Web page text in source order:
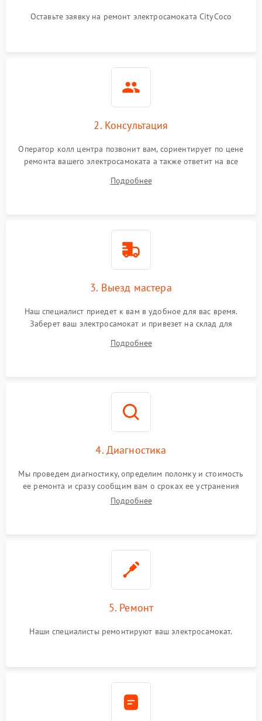
Оставьте заявку на ремонт электросамоката CityCoco
2. Консультация
Оператор колл центра позвонит вам, сориентирует по цене
ремонта вашего электросамоката а также ответит на все
Подробнее
3. Выезд мастера
Наш специалист приедет к вам в удобное для вас время.
Заберет ваш электросамокат и привезет на склад для
Подробнее
4. Диагностика
Мы проведем диагностику, определим поломку и стоимость
ее ремонта и сразу сообщим вам о сроках ее устранения
Подробнее
5. Ремонт
Наши специалисты ремонтируют ваш электросамокат.